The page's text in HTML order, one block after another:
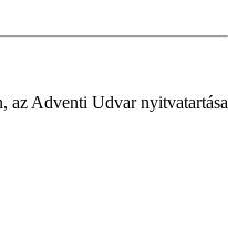
az Adventi Udvar nyitvatartása